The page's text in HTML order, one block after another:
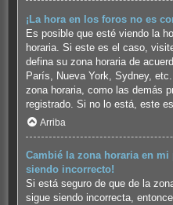
¡La hora en los foros no es
Es posible que esté viendo la
horaria. Si este es el caso,
defina su zona horaria de
París, Nueva York, Sydney,
zona horaria, como las demás
registrado. Si no lo está, este
Arriba
Cambié la zona horaria en
siendo incorrecto!
Si está seguro de que de la
sigue siendo incorrecta,